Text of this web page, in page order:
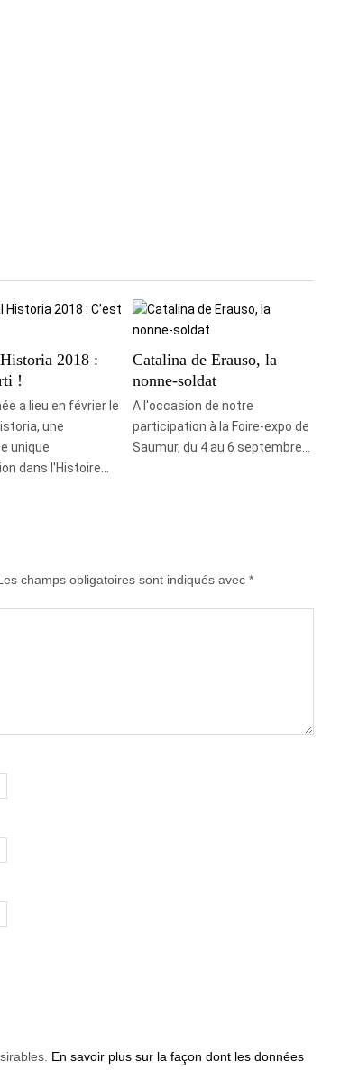
2018 :
!
a lieu en février le
une
unique
dans l'Histoire…
Catalina de Erauso, la
nonne-soldat
A l'occasion de notre
participation à la Foire-expo de
Saumur, du 4 au 6 septembre…
champs obligatoires sont indiqués avec *
En savoir plus sur la façon dont les données